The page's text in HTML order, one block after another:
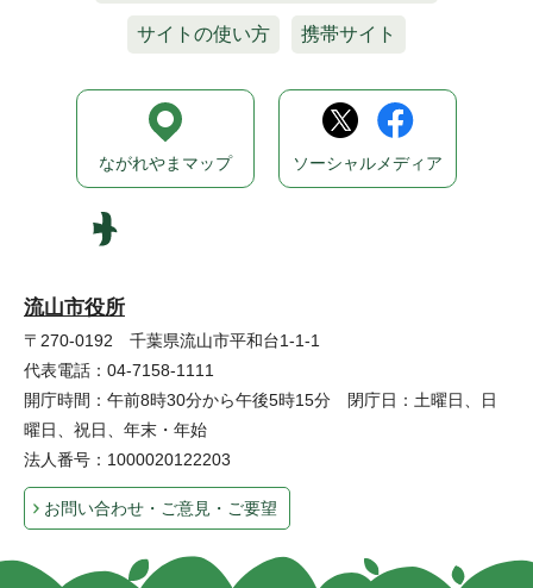
サイトの使い方 携帯サイト
流山市役所
〒270-0192 千葉県流山市平和台1-1-1
代表電話：04-7158-1111
開庁時間：午前8時30分から午後5時15分 閉庁日：土曜日、日
曜日、祝日、年末・年始
法人番号：1000020122203
お問い合わせ・ご意見・ご要望
ながれやまマップ ソーシャルメディア